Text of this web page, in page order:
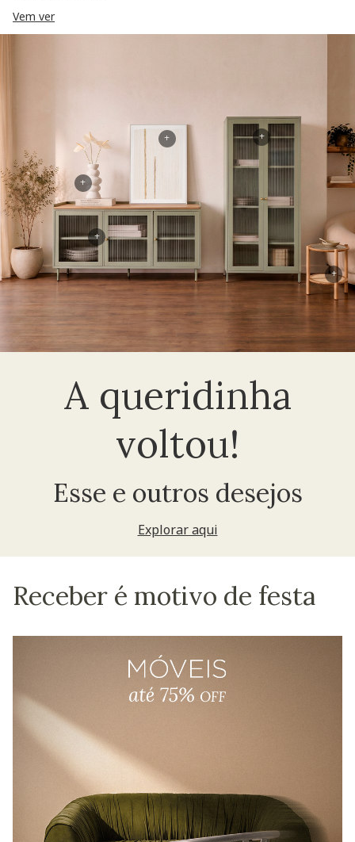
Vem ver
A queridinha
voltou!
Esse e outros desejos
Explorar aqui
+
+
+
+
+
Receber é motivo de festa